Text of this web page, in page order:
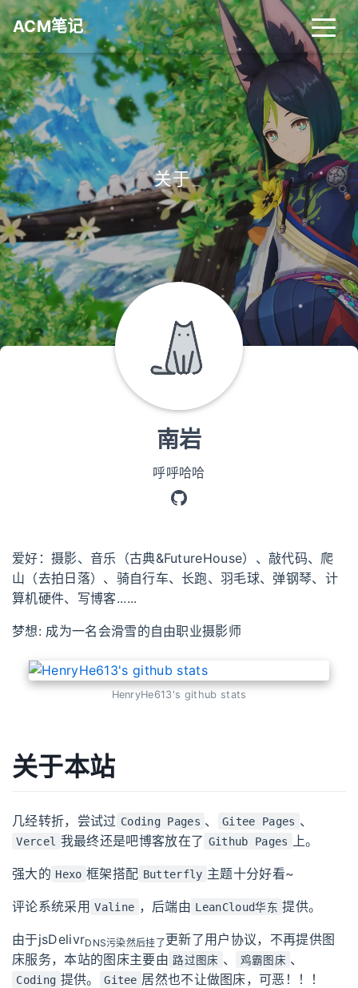
ACM笔记
关于_
南岩
呼呼哈哈
爱好：摄影、音乐（古典&FutureHouse）、敲代码、爬
山（去拍日落）、骑自行车、长跑、羽毛球、弹钢琴、计
算机硬件、写博客......
梦想: 成为一名会滑雪的自由职业摄影师
HenryHe613's github stats
关于本站
几经转折，尝试过 Coding Pages 、 Gitee Pages 、
Vercel 我最终还是吧博客放在了 Github Pages 上。
强大的 Hexo 框架搭配 Butterfly 主题十分好看~
评论系统采用 Valine ，后端由 LeanCloud华东 提供。
由于jsDelivrDNS污染然后挂了更新了用户协议，不再提供图
床服务，本站的图床主要由 路过图床 、 鸡霸图床 、
Coding 提供。 Gitee 居然也不让做图床，可恶！！！